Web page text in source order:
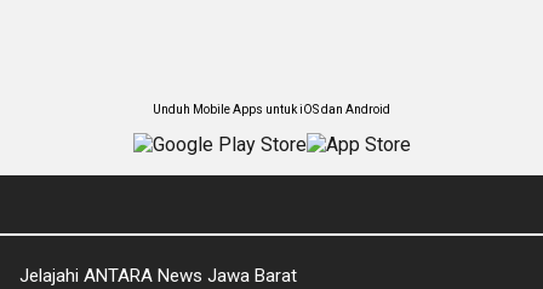
Unduh Mobile Apps untuk iOS dan Android
Jelajahi ANTARA News Jawa Barat